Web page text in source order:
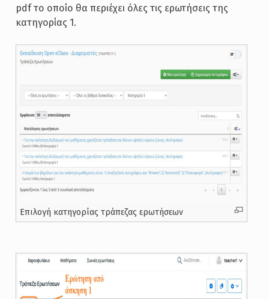
pdf το οποίο θα περιέχει όλες τις ερωτήσεις της
κατηγορίας 1.
Επιλογή κατηγορίας τράπεζας ερωτήσεων